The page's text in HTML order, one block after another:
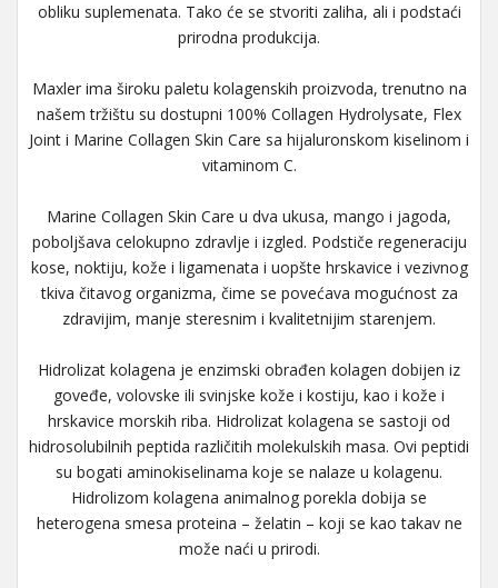
obliku suplemenata. Tako će se stvoriti zaliha, ali i podstaći
prirodna produkcija.
Maxler ima široku paletu kolagenskih proizvoda, trenutno na
našem tržištu su dostupni 100% Collagen Hydrolysate, Flex
Joint i Marine Collagen Skin Care sa hijaluronskom kiselinom i
vitaminom C.
Marine Collagen Skin Care u dva ukusa, mango i jagoda,
poboljšava celokupno zdravlje i izgled. Podstiče regeneraciju
kose, noktiju, kože i ligamenata i uopšte hrskavice i vezivnog
tkiva čitavog organizma, čime se povećava mogućnost za
zdravijim, manje steresnim i kvalitetnijim starenjem.
Hidrolizat kolagena je enzimski obrađen kolagen dobijen iz
goveđe, volovske ili svinjske kože i kostiju, kao i kože i
hrskavice morskih riba. Hidrolizat kolagena se sastoji od
hidrosolubilnih peptida različitih molekulskih masa. Ovi peptidi
su bogati aminokiselinama koje se nalaze u kolagenu.
Hidrolizom kolagena animalnog porekla dobija se
heterogena smesa proteina – želatin – koji se kao takav ne
može naći u prirodi.